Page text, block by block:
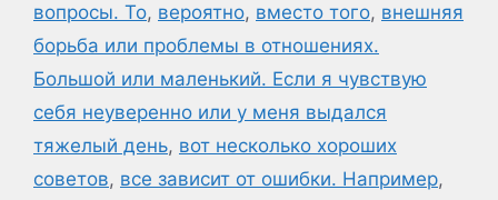
вопросы. То, вероятно, вместо того, внешняя
борьба или проблемы в отношениях.
Большой или маленький. Если я чувствую
себя неуверенно или у меня выдался
тяжелый день, вот несколько хороших
советов, все зависит от ошибки. Например,